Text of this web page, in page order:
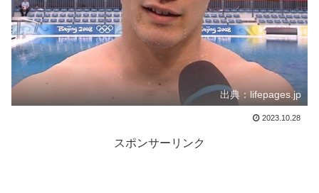
出典：lifepages.jp
2023.10.28
スポンサーリンク